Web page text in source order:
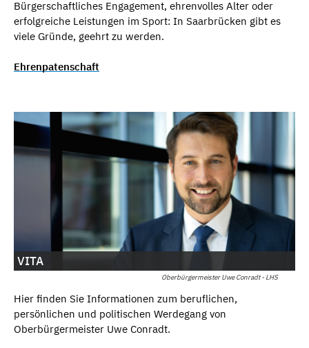
Bürgerschaftliches Engagement, ehrenvolles Alter oder
erfolgreiche Leistungen im Sport: In Saarbrücken gibt es
viele Gründe, geehrt zu werden.
Ehrenpatenschaft
Oberbürgermeister Uwe Conradt - LHS
VITA
Hier finden Sie Informationen zum beruflichen,
persönlichen und politischen Werdegang von
Oberbürgermeister Uwe Conradt.